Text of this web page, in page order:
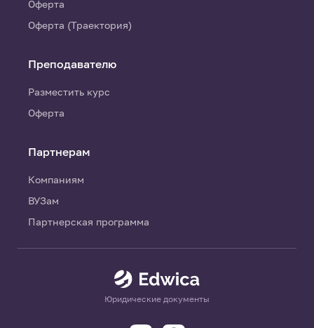
Юридические документы
Оферта
Оферта (Траектория)
Преподавателю
Разместить курс
Оферта
Партнерам
Компаниям
ВУЗам
Партнерская программа